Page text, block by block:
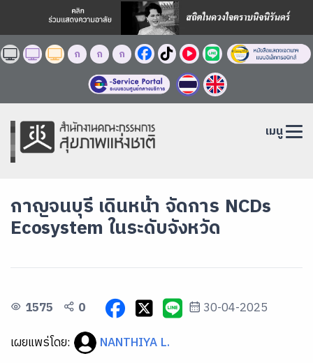
ก ก ก
เมนู
กาญจนบุรี เดินหน้า จัดการ NCDs
Ecosystem ในระดับจังหวัด
1575 0
30-04-2025
เผยแพร่โดย:
NANTHIYA L.